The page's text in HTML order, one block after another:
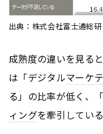
出典：株式会社富士通総研
成熟度の違いを見る
は「デジタルマーケ
る」の比率が低く、
ィングを牽引してい